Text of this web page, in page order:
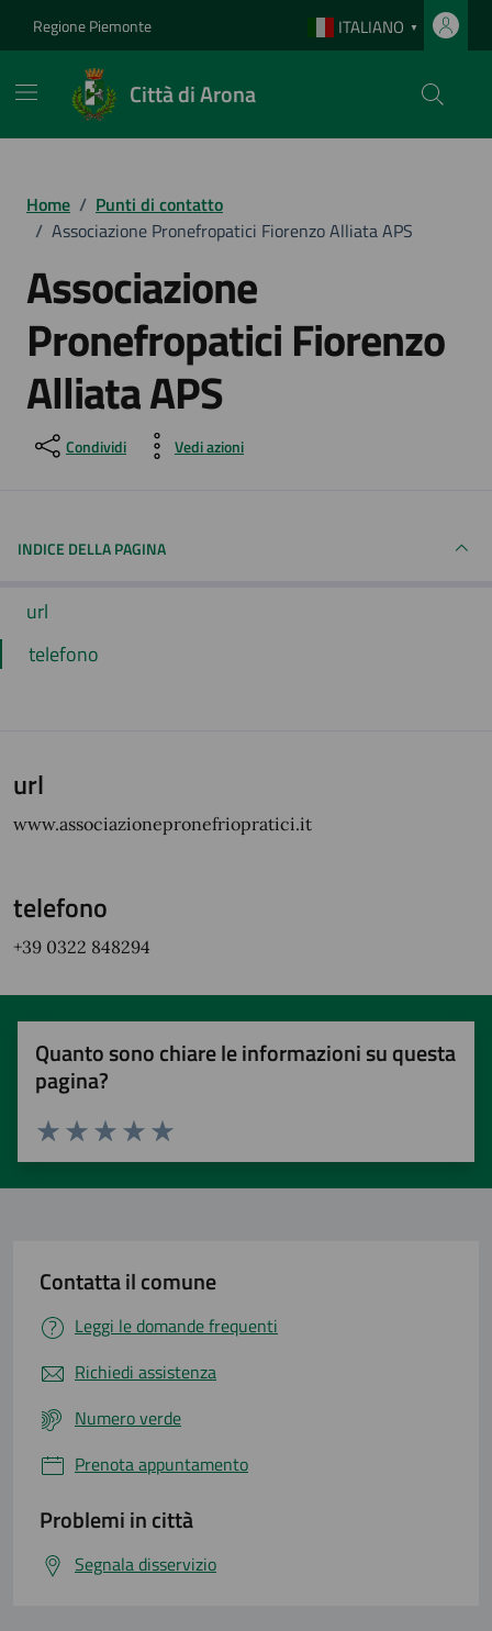
Regione Piemonte ITALIANO ▼
Città di Arona
Home / Punti di contatto
/ Associazione Pronefropatici Fiorenzo Alliata APS
Associazione
Pronefropatici Fiorenzo
Alliata APS
Condividi Vedi azioni
INDICE DELLA PAGINA
url
telefono
url
www.associazionepronefriopratici.it
telefono
+39 0322 848294
Quanto sono chiare le informazioni su questa
pagina?
Valuta 5 stelle su 5
Valuta 4 stelle su 5
Valuta 3 stelle su 5
Valuta 2 stelle su 5
Valuta 1 stelle su 5
Contatta il comune
Leggi le domande frequenti
Richiedi assistenza
Numero verde
Prenota appuntamento
Problemi in città
Segnala disservizio